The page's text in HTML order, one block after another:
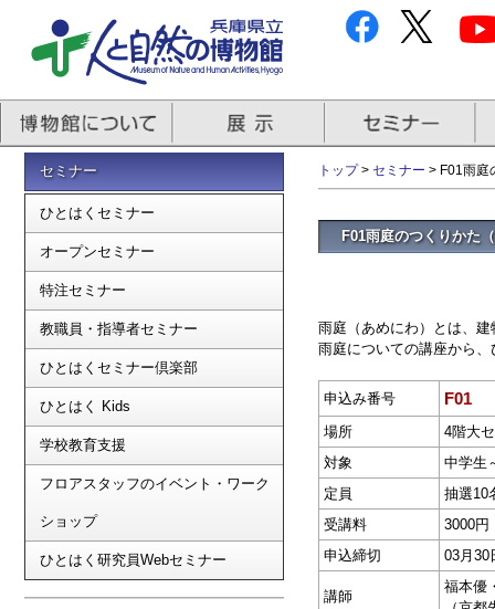
セミナー
ひとはくセミナー
オープンセミナー
特注セミナー
教職員・指導者セミナー
ひとはくセミナー倶楽部
ひとはく Kids
学校教育支援
フロアスタッフのイベント・ワーク
ショップ
ひとはく研究員Webセミナー
トップ> セミナー > F01雨庭
F01雨庭のつくりかた
雨庭（あめにわ）とは、
雨庭についての講座から
申込み番号 F01
場所
4階大
対象
中学生
定員
抽選10
受講料
3000円
申込締切
03月30
講師
福本優